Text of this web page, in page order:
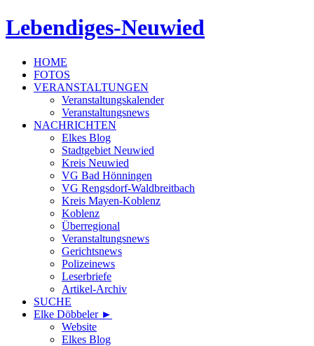
Lebendiges-Neuwied
HOME
FOTOS
VERANSTALTUNGEN
Veranstaltungskalender
Veranstaltungsnews
NACHRICHTEN
Elkes Blog
Stadtgebiet Neuwied
Kreis Neuwied
VG Bad Hönningen
VG Rengsdorf-Waldbreitbach
Kreis Mayen-Koblenz
Koblenz
Überregional
Veranstaltungsnews
Gerichtsnews
Polizeinews
Leserbriefe
Artikel-Archiv
SUCHE
Elke Döbbeler ►
Website
Elkes Blog